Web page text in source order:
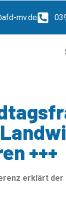
mv.de
+++
erklärt der